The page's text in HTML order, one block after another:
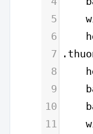
5
6
7
8
9
10
11